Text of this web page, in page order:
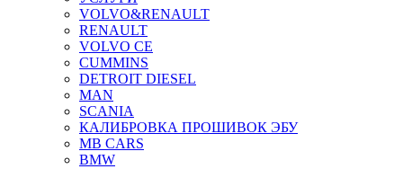
VOLVO&RENAULT
RENAULT
VOLVO CE
CUMMINS
DETROIT DIESEL
MAN
SCANIA
КАЛИБРОВКА ПРОШИВОК ЭБУ
MB CARS
BMW